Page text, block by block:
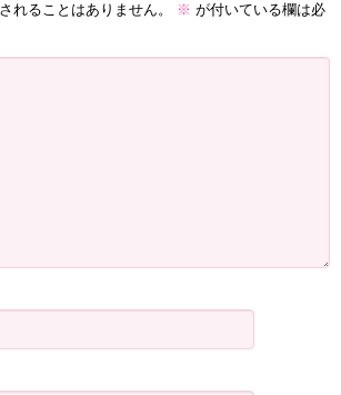
れることはありません。 ※ が付いている欄は必